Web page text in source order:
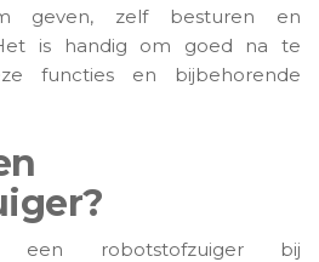
geven, zelf besturen en
is handig om goed na te
functies en bijbehorende
robotstofzuiger bij